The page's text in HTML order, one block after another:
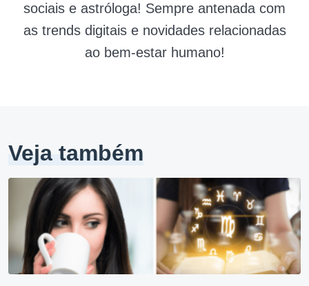
sociais e astróloga! Sempre antenada com
as trends digitais e novidades relacionadas
ao bem-estar humano!
Veja também